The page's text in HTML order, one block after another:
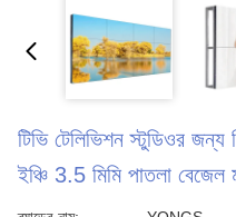
টিভি টেলিভিশন স্টুডিওর
ইঞ্চি 3.5 মিমি পাতলা বেজেল